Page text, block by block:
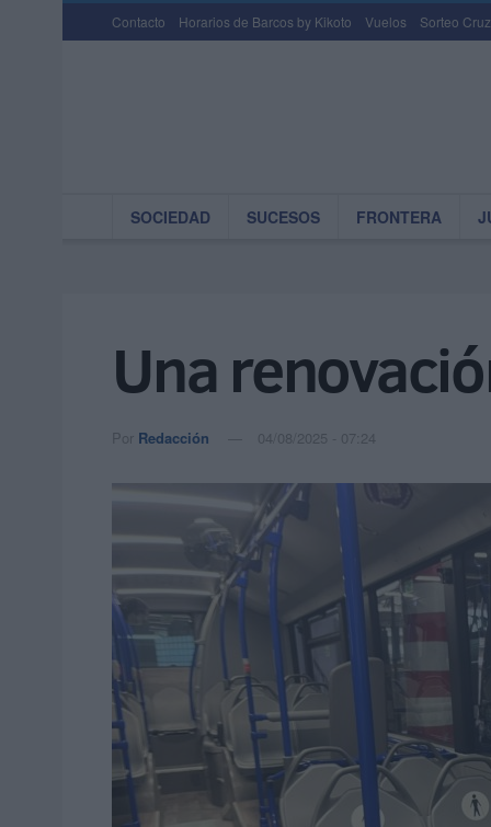
Contacto Horarios de Barcos by Kikoto Vuelos Sorteo
SOCIEDAD SUCESOS FRONTERA
Una
Por Redacción 04/08/2025 - 07:24